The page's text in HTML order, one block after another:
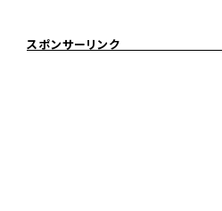
スポンサーリンク